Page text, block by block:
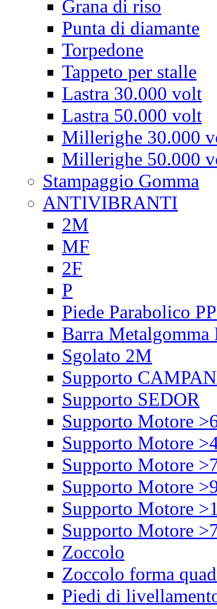
Grana di riso
Punta di diamante
Torpedone
Tappeto per stalle
Lastra 30.000 volt
Lastra 50.000 volt
Millerighe 30.000
Millerighe 50.000
Stampaggio Gomma
ANTIVIBRANTI
2M
MF
2F
P
Piede Parabolico
Barra Metalgomma
Sgolato 2M
Supporto
Supporto SEDOR
Supporto Motore
Supporto Motore
Supporto Motore
Supporto Motore
Supporto Motore
Supporto Motore
Zoccolo
Zoccolo forma
Piedi di